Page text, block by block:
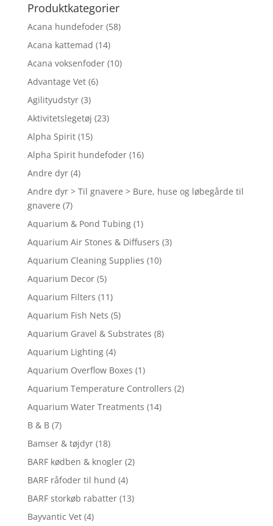
Produktkategorier
Acana hundefoder (58)
Acana kattemad (14)
Acana voksenfoder (10)
Advantage Vet (6)
Agilityudstyr (3)
Aktivitetslegetøj (23)
Alpha Spirit (15)
Alpha Spirit hundefoder (16)
Andre dyr (4)
Andre dyr > Til gnavere > Bure, huse og løbegårde til
gnavere (7)
Aquarium & Pond Tubing (1)
Aquarium Air Stones & Diffusers (3)
Aquarium Cleaning Supplies (10)
Aquarium Decor (5)
Aquarium Filters (11)
Aquarium Fish Nets (5)
Aquarium Gravel & Substrates (8)
Aquarium Lighting (4)
Aquarium Overflow Boxes (1)
Aquarium Temperature Controllers (2)
Aquarium Water Treatments (14)
B & B (7)
Bamser & tøjdyr (18)
BARF kødben & knogler (2)
BARF råfoder til hund (4)
BARF storkøb rabatter (13)
Bayvantic Vet (4)